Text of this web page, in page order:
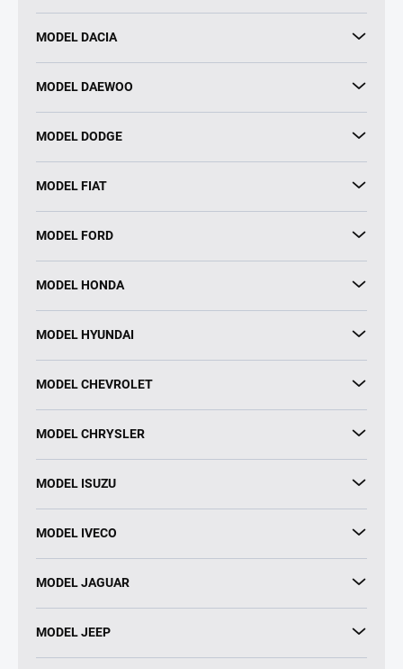
MODEL DACIA
MODEL DAEWOO
MODEL DODGE
MODEL FIAT
MODEL FORD
MODEL HONDA
MODEL HYUNDAI
MODEL CHEVROLET
MODEL CHRYSLER
MODEL ISUZU
MODEL IVECO
MODEL JAGUAR
MODEL JEEP